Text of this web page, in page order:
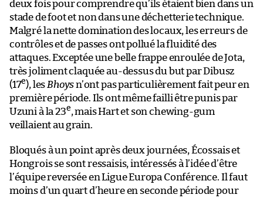
deux fois pour comprendre qu’ils étaient bien dans un
stade de foot et non dans une déchetterie technique.
Malgré la nette domination des locaux, les erreurs de
contrôles et de passes ont pollué la fluidité des
attaques. Exceptée une belle frappe enroulée de Jota,
très joliment claquée au-dessus du but par Dibusz
(17e), les Bhoysn’ont pas particulièrement fait peur en
première période. Ils ont même failli être punis par
Uzuni à la 23e, mais Hart et son chewing-gum
veillaient au grain.
Bloqués à un point après deux journées, Écossais et
Hongrois se sont ressaisis, intéressés à l’idée d’être
l’équipe reversée en Ligue Europa Conférence. Il faut
moins d’un quart d’heure en seconde période pour